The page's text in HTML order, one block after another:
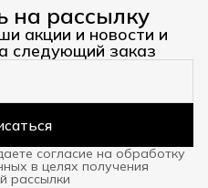
на рассылку
акции и новости и
следующий заказ
согласие на обработку
в целях получения
рассылки